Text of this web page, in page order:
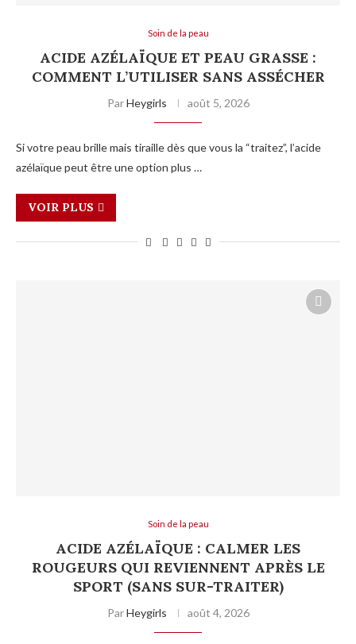
Soin de la peau
ACIDE AZÉLAÏQUE ET PEAU GRASSE :
COMMENT L’UTILISER SANS ASSÉCHER
ParHeygirls août 5, 2026
Si votre peau brille mais tiraille dès que vous la “traitez”, l’acide
azélaïque peut être une option plus …
VOIR PLUS
Soin de la peau
ACIDE AZÉLAÏQUE : CALMER LES
ROUGEURS QUI REVIENNENT APRÈS LE
SPORT (SANS SUR-TRAITER)
ParHeygirls août 4, 2026